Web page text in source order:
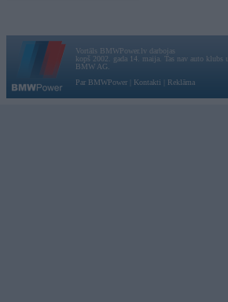
Vortāls BMWPower.lv darbojas
kopš 2002. gada 14. maija. Tas nav auto klubs
BMW AG.
Par BMWPower
Kontakti Reklāma